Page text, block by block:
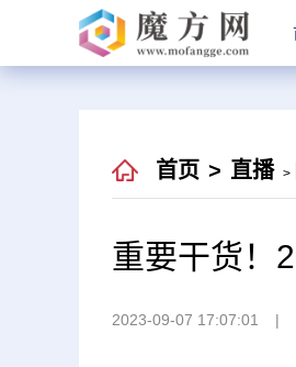
首页 > 直播 >
重要干货！
2023-09-07 17:07:01